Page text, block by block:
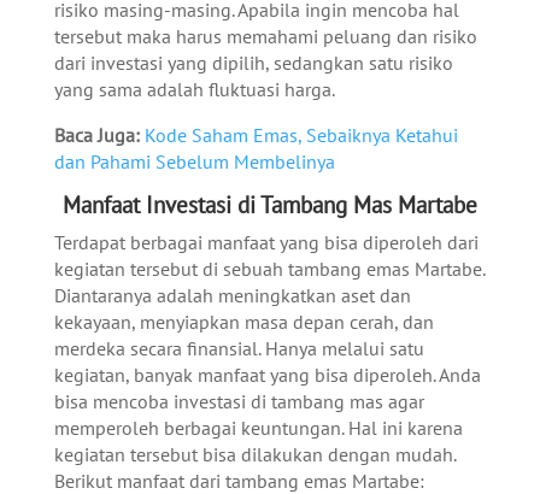
risiko masing-masing. Apabila ingin mencoba hal
tersebut maka harus memahami peluang dan risiko
dari investasi yang dipilih, sedangkan satu risiko
yang sama adalah fluktuasi harga.
Baca Juga: Kode Saham Emas, Sebaiknya Ketahui
dan Pahami Sebelum Membelinya
Manfaat Investasi di Tambang Mas Martabe
Terdapat berbagai manfaat yang bisa diperoleh dari
kegiatan tersebut di sebuah tambang emas Martabe.
Diantaranya adalah meningkatkan aset dan
kekayaan, menyiapkan masa depan cerah, dan
merdeka secara finansial. Hanya melalui satu
kegiatan, banyak manfaat yang bisa diperoleh. Anda
bisa mencoba investasi di tambang mas agar
memperoleh berbagai keuntungan. Hal ini karena
kegiatan tersebut bisa dilakukan dengan mudah.
Berikut manfaat dari tambang emas Martabe: